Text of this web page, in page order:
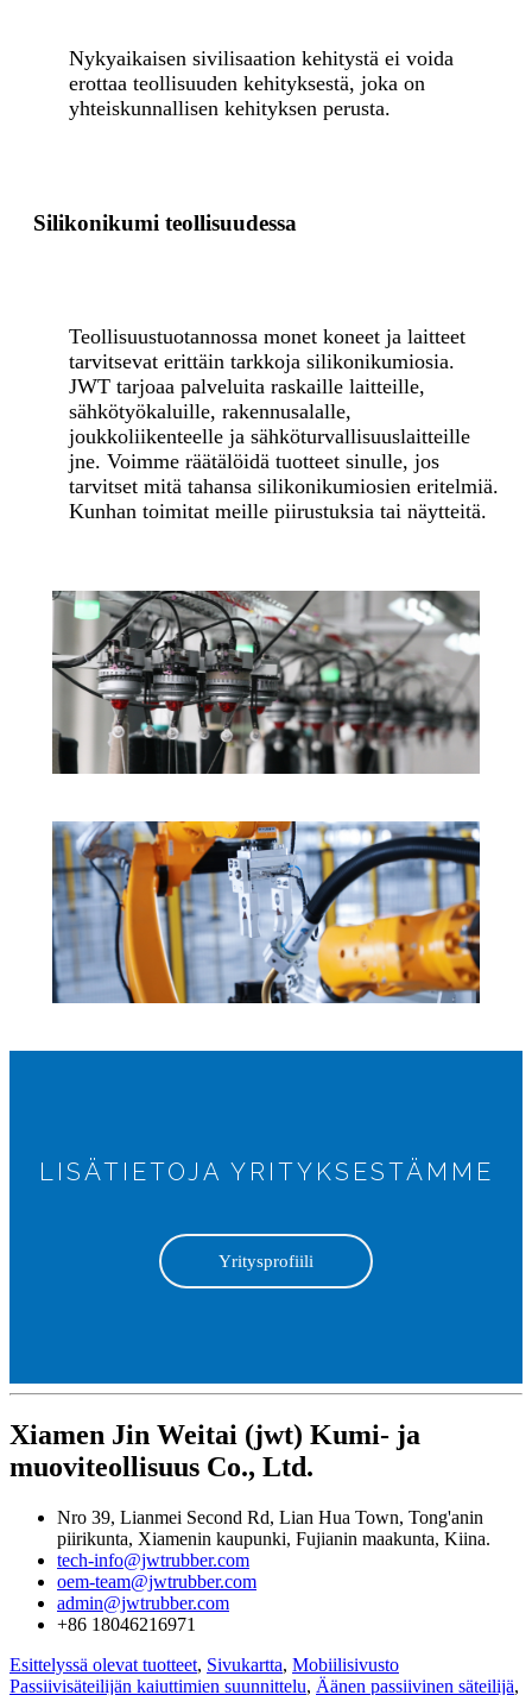
Nykyaikaisen sivilisaation kehitystä ei voida
erottaa teollisuuden kehityksestä, joka on
yhteiskunnallisen kehityksen perusta.
Silikonikumi teollisuudessa
Teollisuustuotannossa monet koneet ja laitteet
tarvitsevat erittäin tarkkoja silikonikumiosia.
JWT tarjoaa palveluita raskaille laitteille,
sähkötyökaluille, rakennusalalle,
joukkoliikenteelle ja sähköturvallisuuslaitteille
jne. Voimme räätälöidä tuotteet sinulle, jos
tarvitset mitä tahansa silikonikumiosien eritelmiä.
Kunhan toimitat meille piirustuksia tai näytteitä.
LISÄTIETOJA YRITYKSESTÄMME
Yritysprofiili
Xiamen Jin Weitai (jwt) Kumi- ja
muoviteollisuus Co., Ltd.
Nro 39, Lianmei Second Rd, Lian Hua Town, Tong'anin
piirikunta, Xiamenin kaupunki, Fujianin maakunta, Kiina.
tech-info@jwtrubber.com
oem-team@jwtrubber.com
admin@jwtrubber.com
+86 18046216971
Esittelyssä olevat tuotteet, Sivukartta, Mobiilisivusto
Passiivisäteilijän kaiuttimien suunnittelu, Äänen passiivinen säteilijä,